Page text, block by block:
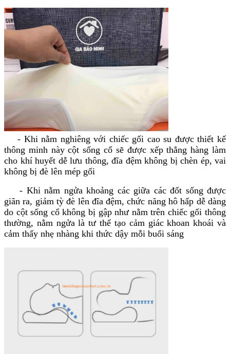
- Khi nằm nghiêng với chiếc gối cao su được thiết kế
thông minh này cột sống cổ sẽ được xếp thẳng hàng làm
cho khí huyết dễ lưu thông, đĩa đệm không bị chèn ép, vai
không bị đè lên mép gối
- Khi nằm ngửa khoảng các giữa các đốt sống được
giãn ra, giảm tỳ đè lên đĩa đệm, chức năng hô hấp dễ dàng
do cột sống cổ không bị gập như nằm trên chiếc gối thông
thường, nằm ngửa là tư thế tạo cảm giác khoan khoái và
cảm thấy nhẹ nhàng khi thức dậy mỗi buổi sáng